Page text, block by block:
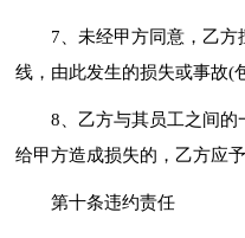
7、未经甲方同意，乙
线，由此发生的损失或事故(
8、乙方与其员工之间
给甲方造成损失的，乙方应予
第十条违约责任